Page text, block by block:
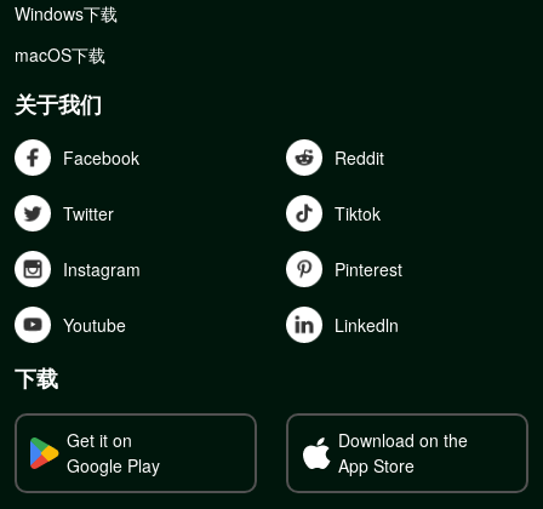
Windows下载
macOS下载
关于我们
Facebook Reddit
Twitter Tiktok
Instagram Pinterest
Youtube Linkedln
下载
Get it on
Google Play
Download on the
App Store